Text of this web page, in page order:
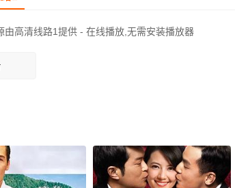
由高清线路1提供 - 在线播放,无需安装播放器